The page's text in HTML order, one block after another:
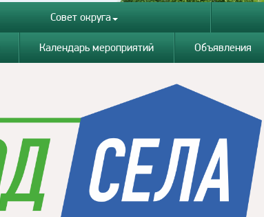
Совет округа
Календарь мероприятий Объявления